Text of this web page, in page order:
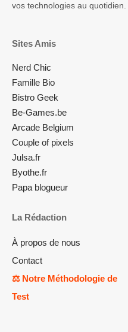
vos technologies au quotidien.
Sites Amis
Nerd Chic
Famille Bio
Bistro Geek
Be-Games.be
Arcade Belgium
Couple of pixels
Julsa.fr
Byothe.fr
Papa blogueur
La Rédaction
À propos de nous
Contact
⚖️ Notre Méthodologie de
Test